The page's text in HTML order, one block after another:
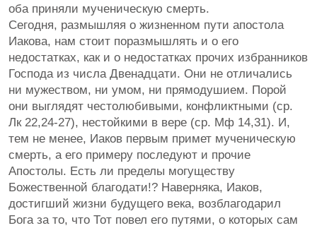
оба приняли мученическую смерть.
Сегодня, размышляя о жизненном пути апостола
Иакова, нам стоит поразмышлять и о его
недостатках, как и о недостатках прочих избранников
Господа из числа Двенадцати. Они не отличались
ни мужеством, ни умом, ни прямодушием. Порой
они выглядят честолюбивыми, конфликтными (ср.
Лк 22,24-27), нестойкими в вере (ср. Мф 14,31). И,
тем не менее, Иаков первым примет мученическую
смерть, а его примеру последуют и прочие
Апостолы. Есть ли пределы могуществу
Божественной благодати!? Наверняка, Иаков,
достигший жизни будущего века, возблагодарил
Бога за то, что Тот повел его путями, о которых сам